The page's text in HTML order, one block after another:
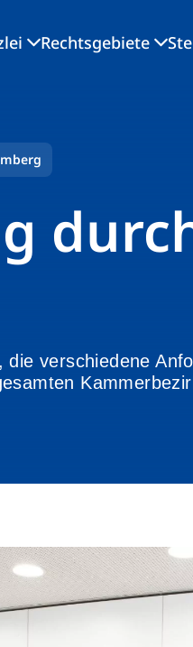
Rechtsgebiete
verschiedene